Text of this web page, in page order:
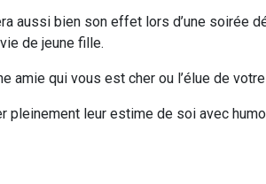
aussi bien son effet lors d’une soirée
de jeune fille.
amie qui vous est cher ou l’élue de
pleinement leur estime de soi avec